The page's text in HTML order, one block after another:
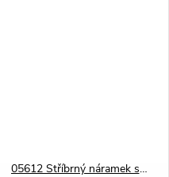
05612 Stříbrný náramek s DESTIČKOU - FIGARO 3+1 140